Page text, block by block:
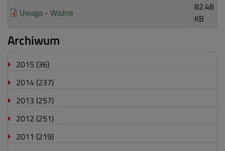
Uwaga - Ważne
82.48
KB
Archiwum
2015 (36)
2014 (237)
2013 (257)
2012 (251)
2011 (219)